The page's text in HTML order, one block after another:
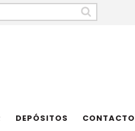
DEPÓSITOS CONTACTO